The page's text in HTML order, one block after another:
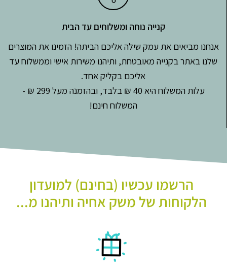
קנייה נוחה ומשלוחים עד הבית
אנחנו מביאים את עמק שילה אליכם הביתה! הזמינו את המוצרים
שלנו באתר בקנייה מאובטחת, ותיהנו משירות אישי וממשלוח עד
אליכם בקליק אחד.
עלות המשלוח היא 40 ₪ בלבד, ובהזמנה מעל 299 ₪ -
המשלוח חינם!
הרשמו עכשיו (בחינם) למועדון
הלקוחות של משק אחיה ותיהנו מ...